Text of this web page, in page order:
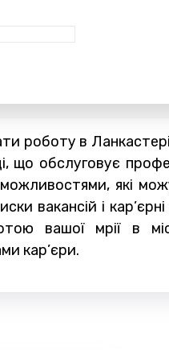
роботу в
що обслуговує
які
вакансій і
вашої мрії в
кар’єри.